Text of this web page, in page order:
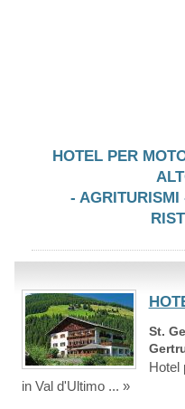
HOTEL PER
-
St.
Hotel
in Val d'Ultimo ... »